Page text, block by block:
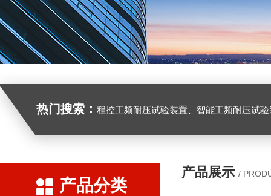
热门搜索： 程控工频耐压试验装置、智能工频耐压试验装置、工频耐压试验装置、工频耐压试验仪、工频耐压试验台、高压耐压试
产品分类
产品展示 /